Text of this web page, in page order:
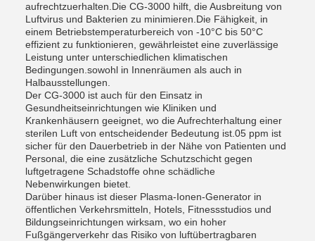
aufrechtzuerhalten.Die CG-3000 hilft, die Ausbreitung von
Luftvirus und Bakterien zu minimieren.Die Fähigkeit, in
einem Betriebstemperaturbereich von -10°C bis 50°C
effizient zu funktionieren, gewährleistet eine zuverlässige
Leistung unter unterschiedlichen klimatischen
Bedingungen.sowohl in Innenräumen als auch in
Halbausstellungen.
Der CG-3000 ist auch für den Einsatz in
Gesundheitseinrichtungen wie Kliniken und
Krankenhäusern geeignet, wo die Aufrechterhaltung einer
sterilen Luft von entscheidender Bedeutung ist.05 ppm ist
sicher für den Dauerbetrieb in der Nähe von Patienten und
Personal, die eine zusätzliche Schutzschicht gegen
luftgetragene Schadstoffe ohne schädliche
Nebenwirkungen bietet.
Darüber hinaus ist dieser Plasma-Ionen-Generator in
öffentlichen Verkehrsmitteln, Hotels, Fitnessstudios und
Bildungseinrichtungen wirksam, wo ein hoher
Fußgängerverkehr das Risiko von luftübertragbaren